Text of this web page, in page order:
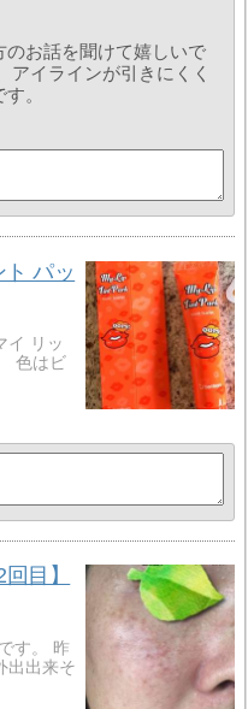
お話を聞けて嬉しいで
アイラインが引きにくく
。
パッ
イ リッ
色はビ
目】
す。 昨
出出来そ